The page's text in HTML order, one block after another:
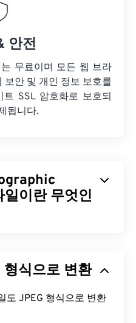
안전
무료이며 모든 웹 브라
보안 및 개인 정보 보호를
SSL 암호화로 보호되
됩니다.
이란 무엇인
공하는 뛰어난 압축률
및 웹사이트 사용에 매우
JPEG 형식으로 변환
변환